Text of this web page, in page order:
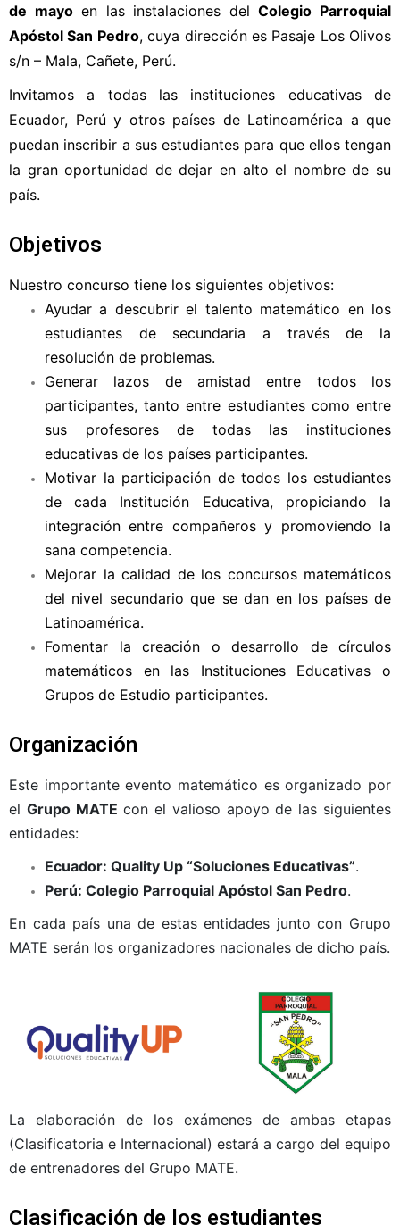
de mayoen las instalaciones delColegio Parroquial
Apóstol San Pedro, cuya dirección es Pasaje Los Olivos
s/n – Mala, Cañete, Perú.
Invitamos a todas las instituciones educativas de
Ecuador, Perú y otros países de Latinoamérica a que
puedan inscribir a sus estudiantes para que ellos tengan
la gran oportunidad de dejar en alto el nombre de su
país.
Objetivos
Nuestro concurso tiene los siguientes objetivos:
Ayudar a descubrir el talento matemático en los
estudiantes de secundaria a través de la
resolución de problemas.
Generar lazos de amistad entre todos los
participantes, tanto entre estudiantes como entre
sus profesores de todas las instituciones
educativas de los países participantes.
Motivar la participación de todos los estudiantes
de cada Institución Educativa, propiciando la
integración entre compañeros y promoviendo la
sana competencia.
Mejorar la calidad de los concursos matemáticos
del nivel secundario que se dan en los países de
Latinoamérica.
Fomentar la creación o desarrollo de círculos
matemáticos en las Instituciones Educativas o
Grupos de Estudio participantes.
Organización
Este importante evento matemático es organizado por
el Grupo MATE con el valioso apoyo de las siguientes
entidades:
Ecuador: Quality Up “Soluciones Educativas”.
Perú: Colegio Parroquial Apóstol San Pedro.
En cada país una de estas entidades junto con Grupo
MATE serán los organizadores nacionales de dicho país.
La elaboración de los exámenes de ambas etapas
(Clasificatoria e Internacional) estará a cargo del equipo
de entrenadores del Grupo MATE.
Clasificación de los estudiantes